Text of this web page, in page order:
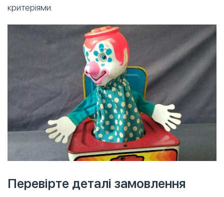
критеріями.
Перевірте деталі замовлення